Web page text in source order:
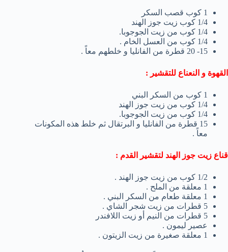
1 كوب قصب السكر
1/4 كوب زيت جوز الهند
1/4 كوب من زيت الجوجوبا.
1/4 كوب من العسل الخام .
15- 20 قطرة من الفانليا و خلطهم معاً .
القهوة و النعناع للتقشير :
1 كوب من السكر البني
1/4 كوب من زيت جوز الهند
1/4 كوب من زيت الجوجوبا.
15 قطرة من الفانليا و البرتقال ثم خلط هذه المكونات
معاً .
قناع زيت جوز الهند لتقشير القدم :
1/2 كوب من زيت جوز الهند .
1 معلقة من الملح .
1 معلقة طعام من السكر البني .
5 قطرات من زيت شجر الشاي .
5 قطرات من النيم أو زيت اللافندر
عصير ليمون .
1 معلقة صغيرة من زيت الزيتون .